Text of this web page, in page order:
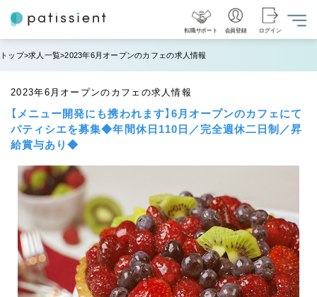
転職サポート 会員登録 ログイン
トップ 求人一覧 2023年6月オープンのカフェの求人情報
2023年6月オープンのカフェの求人情報
【メニュー開発にも携われます】6月オープンのカフェにて
パティシエを募集◆年間休日110日／完全週休二日制／昇
給賞与あり◆